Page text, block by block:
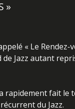
»
« Le Rendez-
Jazz autant
fait le
du Jazz.